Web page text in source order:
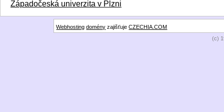
Západočeská univerzita v Plzni
Webhosting domény zajišťujeCZECHIA.COM
(c)